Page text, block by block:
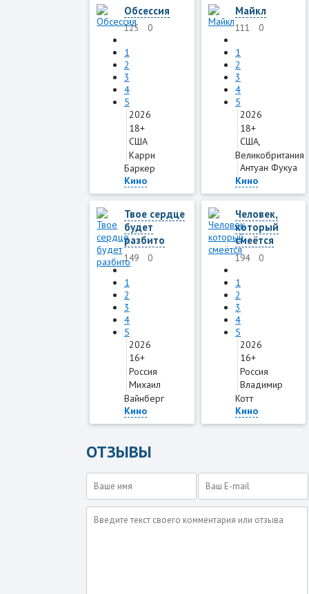
Обсессия
125 0
1
2
3
4
5
2026
18+
США
Карри
Баркер
Кино
Майкл
111 0
1
2
3
4
5
2026
18+
США,
Великобритания
Антуан Фукуа
Кино
Твое сердце
будет
разбито
149 0
1
2
3
4
5
2026
16+
Россия
Михаил
Вайнберг
Кино
Человек,
который
смеётся
194 0
1
2
3
4
5
2026
16+
Россия
Владимир
Котт
Кино
ОТЗЫВЫ